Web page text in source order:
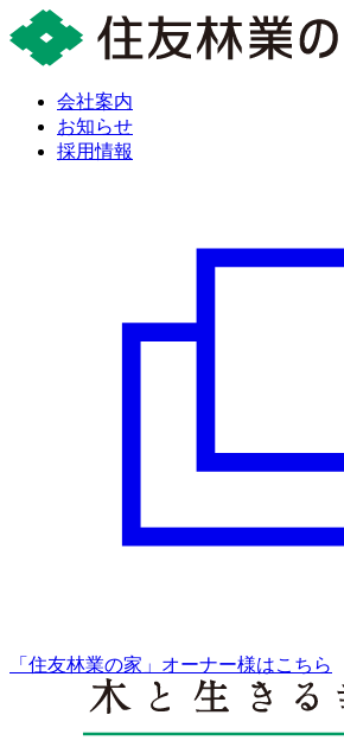
会社案内
お知らせ
採用情報
「住友林業の家」オーナー様はこちら